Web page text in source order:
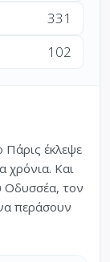
331
102
έκλεψε
χρόνια. Και
Οδυσσέα, τον
περάσουν